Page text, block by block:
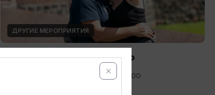
ДРУГИЕ МЕРОПРИЯТИЯ
Международный день фото
12.08.2026 - 19.08.2026, 10:00-19:00